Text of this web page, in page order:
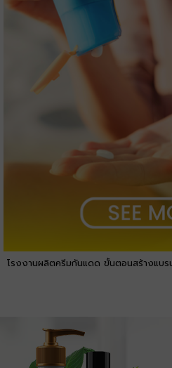
โรงงานผลิตครีมกันแดด ขั้นตอนสร้างแบร